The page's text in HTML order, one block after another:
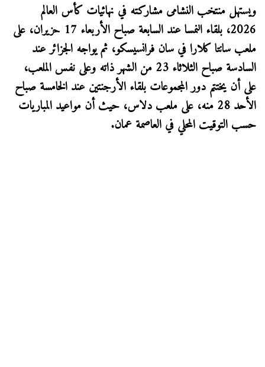
ويستهل منتخب النشامى مشاركته في نهائيات كأس العالم
2026، بلقاء النمسا عند السابعة صباح الأربعاء 17 حزيران، على
ملعب سانتا كلارا في سان فرانسيسكو، ثم يواجه الجزائر عند
السادسة صباح الثلاثاء 23 من الشهر ذاته وعلى نفس الملعب،
على أن يختتم دور المجموعات بلقاء الأرجنتين عند الخامسة صباح
الأحد 28 منه، على ملعب دلاس، حيث أن مواعيد المباريات
حسب التوقيت المحلي في العاصمة عمان.